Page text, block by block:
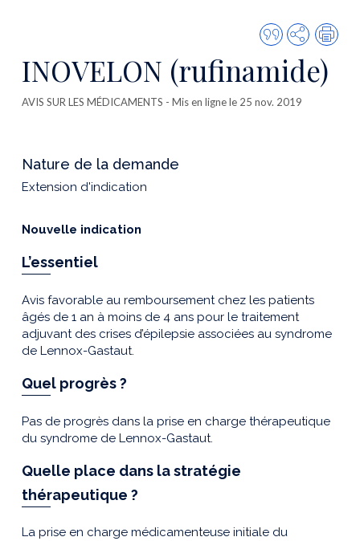
Citer
cette
publication
Partager
INOVELON (rufinamide)
AVIS SUR LES MÉDICAMENTS - Mis en ligne le 25 nov. 2019
Nature de la demande
Extension d'indication
Nouvelle indication
L’essentiel
Avis favorable au remboursement chez les patients
âgés de 1 an à moins de 4 ans pour le traitement
adjuvant des crises d’épilepsie associées au syndrome
de Lennox-Gastaut.
Quel progrès ?
Pas de progrès dans la prise en charge thérapeutique
du syndrome de Lennox-Gastaut.
Quelle place dans la stratégie
thérapeutique ?
La prise en charge médicamenteuse initiale du